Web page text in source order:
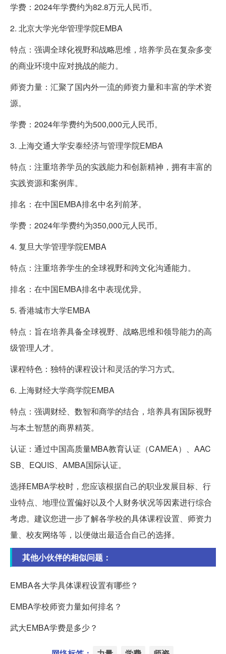
学费：2024年学费约为82.8万元人民币。
2. 北京大学光华管理学院EMBA
特点：强调全球化视野和战略思维，培养学员在复杂多变
的商业环境中应对挑战的能力。
师资力量：汇聚了国内外一流的师资力量和丰富的学术资
源。
学费：2024年学费约为500,000元人民币。
3. 上海交通大学安泰经济与管理学院EMBA
特点：注重培养学员的实践能力和创新精神，拥有丰富的
实践资源和案例库。
排名：在中国EMBA排名中名列前茅。
学费：2024年学费约为350,000元人民币。
4. 复旦大学管理学院EMBA
特点：注重培养学生的全球视野和跨文化沟通能力。
排名：在中国EMBA排名中表现优异。
5. 香港城市大学EMBA
特点：旨在培养具备全球视野、战略思维和领导能力的高
级管理人才。
课程特色：独特的课程设计和灵活的学习方式。
6. 上海财经大学商学院EMBA
特点：强调财经、数智和商学的结合，培养具有国际视野
与本土智慧的商界精英。
认证：通过中国高质量MBA教育认证（CAMEA）、AAC
SB、EQUIS、AMBA国际认证。
选择EMBA学校时，您应该根据自己的职业发展目标、行
业特点、地理位置偏好以及个人财务状况等因素进行综合
考虑。建议您进一步了解各学校的具体课程设置、师资力
量、校友网络等，以便做出最适合自己的选择。
其他小伙伴的相似问题：
EMBA各大学具体课程设置有哪些？
EMBA学校师资力量如何排名？
武大EMBA学费是多少？